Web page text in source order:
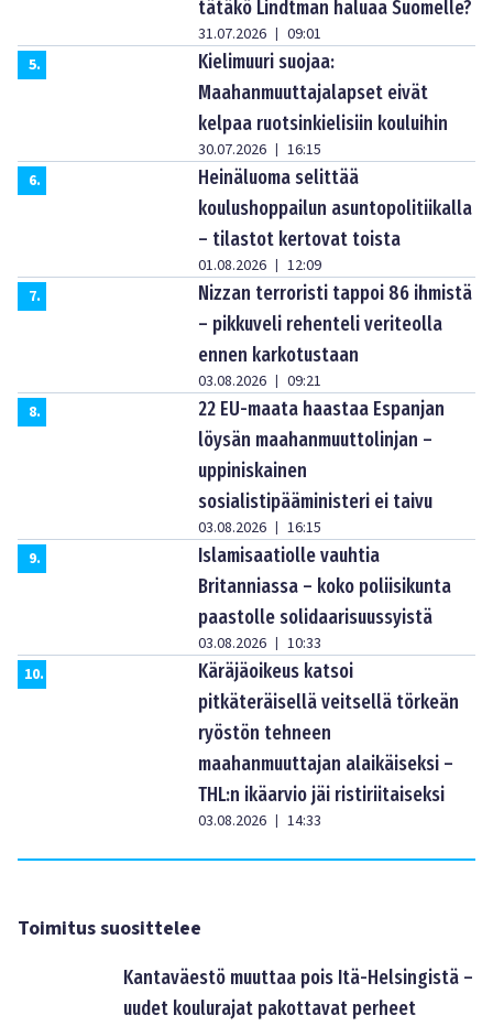
tätäkö Lindtman haluaa Suomelle?
31.07.2026 | 09:01
5.
Kielimuuri suojaa:
Maahanmuuttajalapset eivät
kelpaa ruotsinkielisiin kouluihin
30.07.2026 | 16:15
6.
Heinäluoma selittää
koulushoppailun asuntopolitiikalla
– tilastot kertovat toista
01.08.2026 | 12:09
7.
Nizzan terroristi tappoi 86 ihmistä
– pikkuveli rehenteli veriteolla
ennen karkotustaan
03.08.2026 | 09:21
8.
22 EU-maata haastaa Espanjan
löysän maahanmuuttolinjan –
uppiniskainen
sosialistipääministeri ei taivu
03.08.2026 | 16:15
9.
Islamisaatiolle vauhtia
Britanniassa – koko poliisikunta
paastolle solidaarisuussyistä
03.08.2026 | 10:33
10.
Käräjäoikeus katsoi
pitkäteräisellä veitsellä törkeän
ryöstön tehneen
maahanmuuttajan alaikäiseksi –
THL:n ikäarvio jäi ristiriitaiseksi
03.08.2026 | 14:33
Toimitus suosittelee
Kantaväestö muuttaa pois Itä-Helsingistä –
uudet koulurajat pakottavat perheet